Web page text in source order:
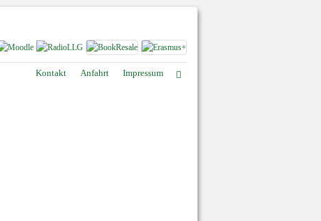
Impressum
Anfahrt
Kontakt